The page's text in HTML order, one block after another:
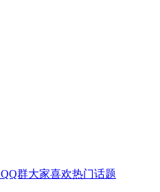
QQ群大家喜欢热门话题